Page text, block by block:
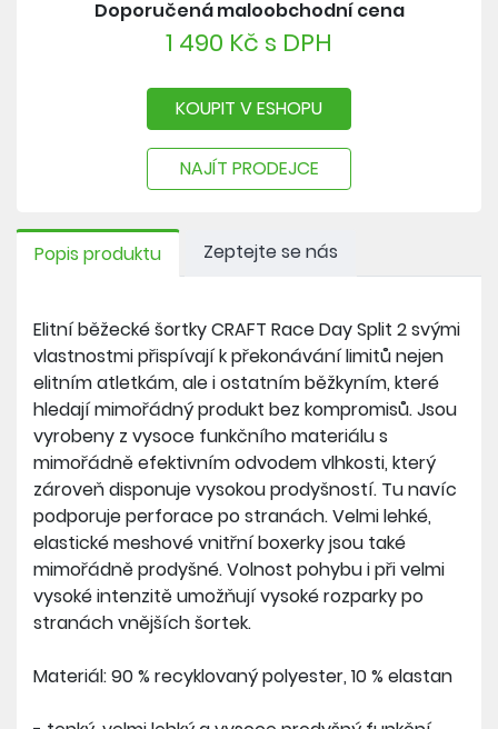
Doporučená maloobchodní cena
1 490 Kč s DPH
KOUPIT V ESHOPU
NAJÍT PRODEJCE
Popis produktu Zeptejte se nás
Elitní běžecké šortky CRAFT Race Day Split 2 svými
vlastnostmi přispívají k překonávání limitů nejen
elitním atletkám, ale i ostatním běžkyním, které
hledají mimořádný produkt bez kompromisů. Jsou
vyrobeny z vysoce funkčního materiálu s
mimořádně efektivním odvodem vlhkosti, který
zároveň disponuje vysokou prodyšností. Tu navíc
podporuje perforace po stranách. Velmi lehké,
elastické meshové vnitřní boxerky jsou také
mimořádně prodyšné. Volnost pohybu i při velmi
vysoké intenzitě umožňují vysoké rozparky po
stranách vnějších šortek.
Materiál: 90 % recyklovaný polyester, 10 % elastan